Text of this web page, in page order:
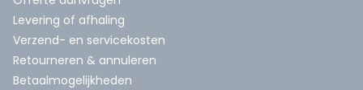
Levering of afhaling
Verzend- en servicekosten
Retourneren & annuleren
Betaalmogelijkheden